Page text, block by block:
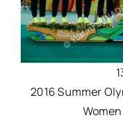
2016 Summer